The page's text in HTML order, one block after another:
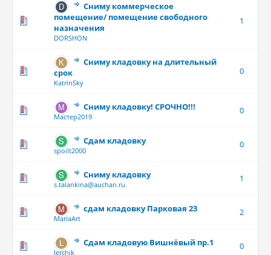
Сниму коммерческое
помещение/ помещение свободного
назначения
DORSHON
1
Сниму кладовку на длительный
срок
KatrinSky
0
Сниму кладовку! СРОЧНО!!!
Мастер2019
0
Сдам кладовку
spoilt2000
0
Сниму кладовку
s.talankina@auchan.ru
1
сдам кладовку Парковая 23
MariaArt
2
Сдам кладовую Вишнёвый пр.1
lerchik
0